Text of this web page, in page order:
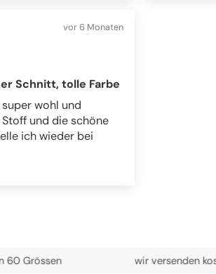
vor 6 Monaten
Schnitt, tolle Farbe
wohl und
und die schöne
ich wieder bei
wir versenden kostenlos